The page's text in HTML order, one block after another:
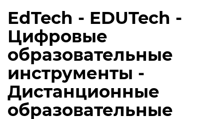
EdTech - EDUTech -
Цифровые
образовательные
инструменты -
Дистанционные
образовательные